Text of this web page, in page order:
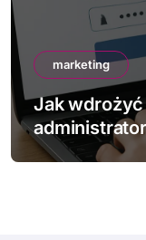
marketing
Jak wdrożyć